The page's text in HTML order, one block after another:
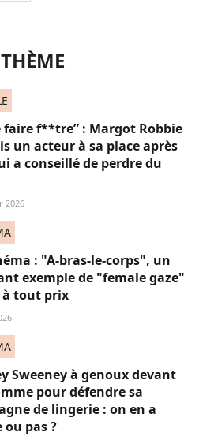
faire f**tre” : Margot Robbie
un acteur à sa place après
a conseillé de perdre du
2026
: "A-bras-le-corps", un
exemple de "female gaze"
à tout prix
Sweeney à genoux devant
pour défendre sa
de lingerie : on en a
ou pas ?